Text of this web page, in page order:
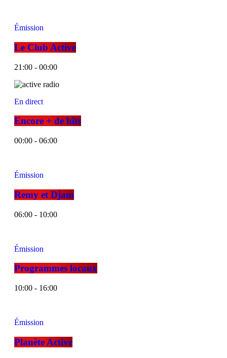
Émission
Le Club Active
21:00 - 00:00
En direct
Encore + de hits
00:00 - 06:00
Émission
Remy et Djam
06:00 - 10:00
Émission
Programmes locaux
10:00 - 16:00
Émission
Planète Active